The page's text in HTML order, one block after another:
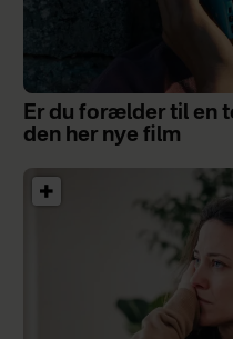
Er du forælder til en
den her nye film